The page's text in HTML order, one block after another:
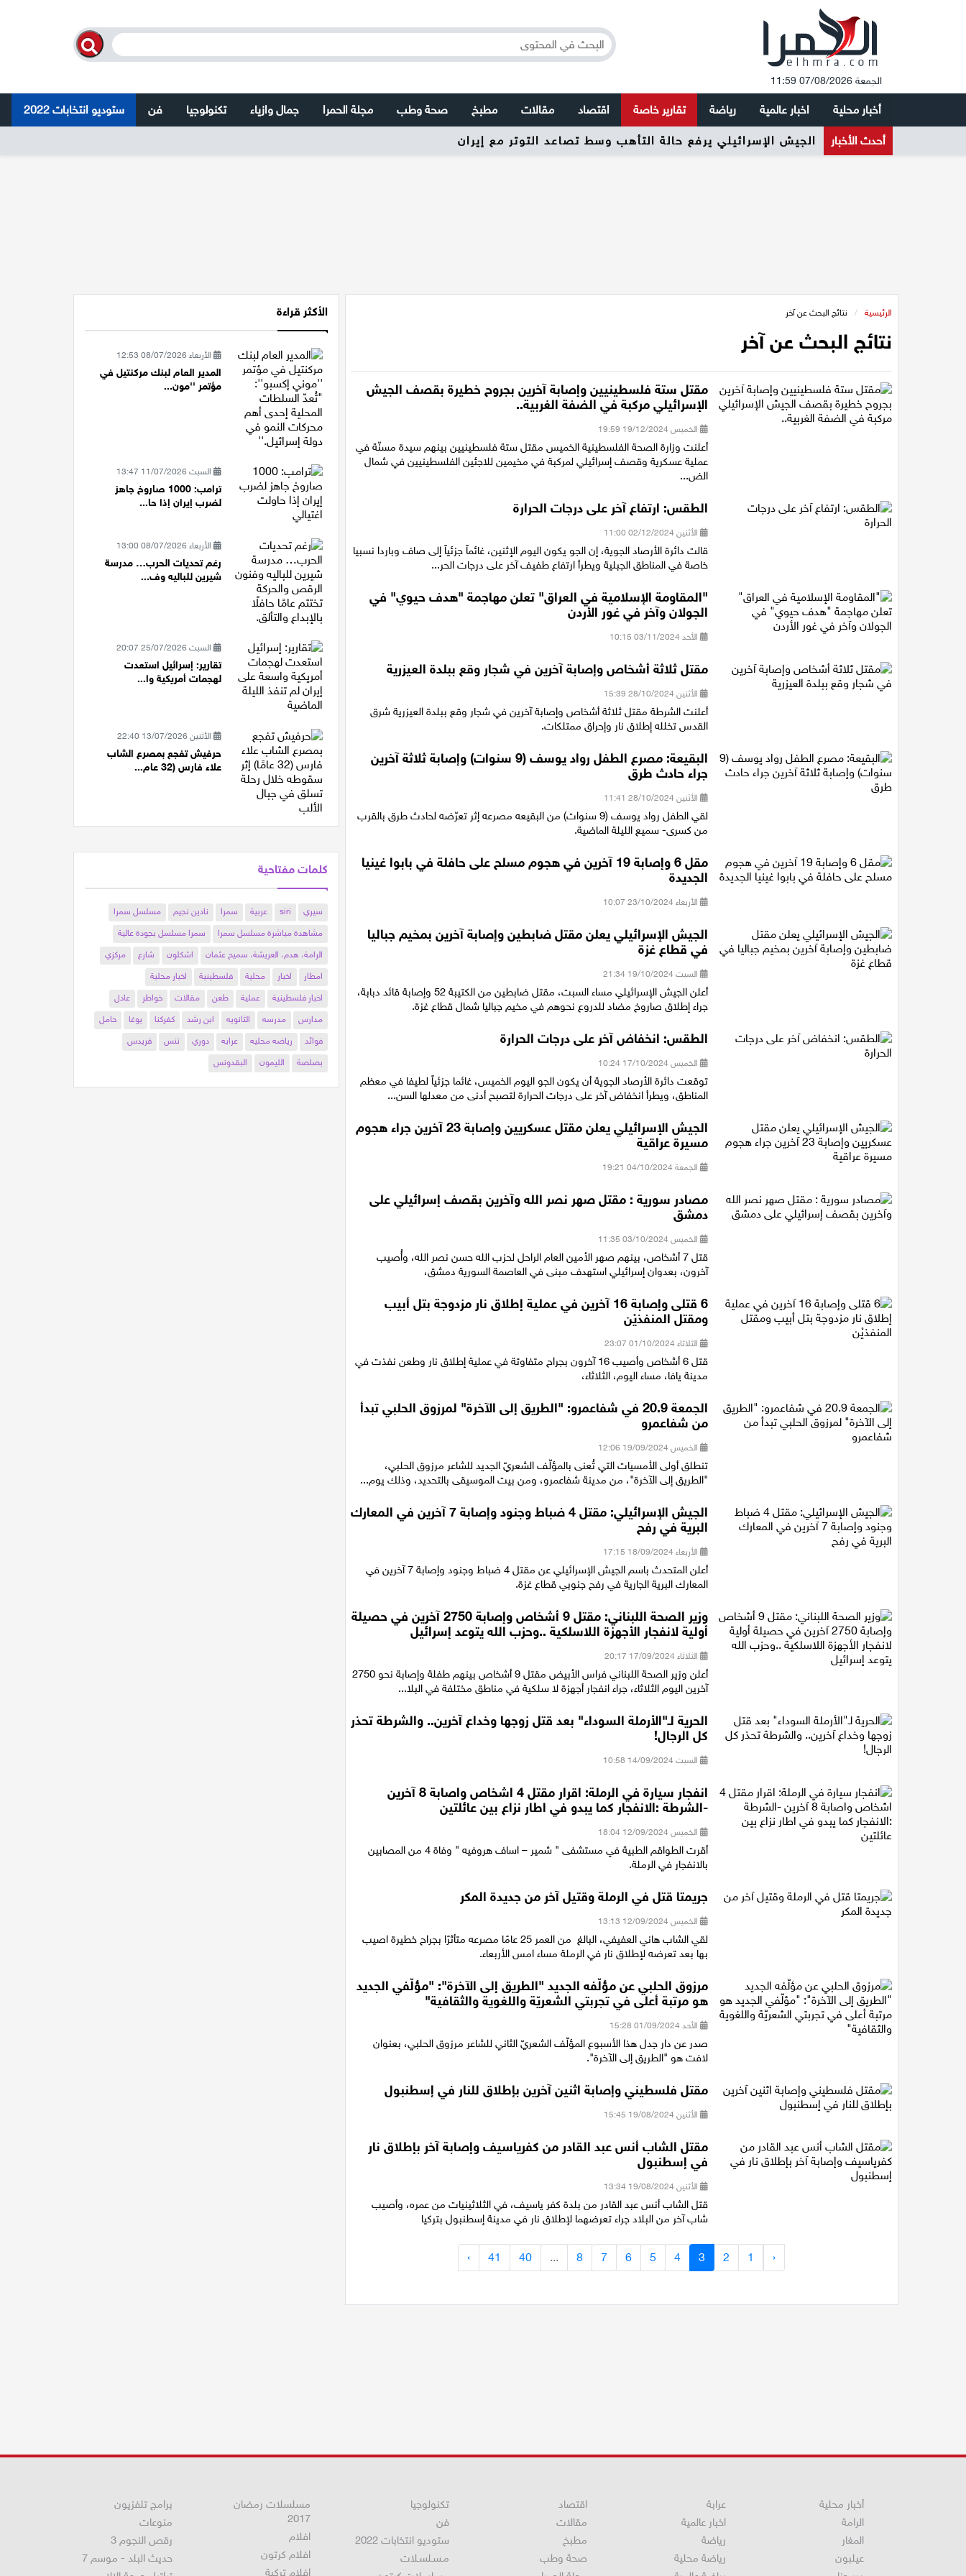
الجمعة 07/08/2026 11:59
أخبار محلية اخبار عالمية رياضة تقارير خاصة اقتصاد مقالات مطبخ صحة وطب مجلة الحمرا جمال وازياء تكنولوجيا فن ستوديو انتخابات 2022
أحدث الأخبار الجيش الإسرائيلي يرفع حالة التأهب وسط تصاعد التوتر مع إيران
الرئيسية / نتائج البحث عن آخر
نتائج البحث عن آخر
مقتل ستة فلسطينيين وإصابة آخرين بجروح خطيرة بقصف الجيش
الإسرائيلي مركبة في الضفة الغربية..
الخميس 19/12/2024 19:59
أعلنت وزارة الصحة الفلسطينية الخميس مقتل ستة فلسطينيين بينهم سيدة مسنّة في
عملية عسكرية وقصف إسرائيلي لمركبة في مخيمين للاجئين الفلسطينيين في شمال
الض...
الطقس: ارتفاع آخر على درجات الحرارة
الأثنين 02/12/2024 11:00
قالت دائرة الأرصاد الجوية، إن الجو يكون اليوم الإثنين، غائماً جزئياً إلى صاف وباردا نسبيا
خاصة في المناطق الجبلية ويطرأ ارتفاع طفيف آخر على درجات الحر...
"المقاومة الإسلامية في العراق" تعلن مهاجمة "هدف حيوي" في
الجولان وآخر في غور الأردن
الأحد 03/11/2024 10:15
مقتل ثلاثة أشخاص وإصابة آخرين في شجار وقع ببلدة العيزرية
الأثنين 28/10/2024 15:39
أعلنت الشرطة مقتل ثلاثة أشخاص وإصابة آخرين في شجار وقع ببلدة العيزرية شرق
القدس تخلله إطلاق نار وإحراق ممتلكات.
البقيعة: مصرع الطفل رواد يوسف (9 سنوات) وإصابة ثلاثة آخرين
جراء حادث طرق
الأثنين 28/10/2024 11:41
لقي الطفل رواد يوسف (9 سنوات) من البقيعه مصرعه إثر تعرّضه لحادث طرق بالقرب
من كسرى- سميع الليلة الماضية.
مقل 6 وإصابة 19 آخرين في هجوم مسلح على حافلة في بابوا غينيا
الجديدة
الأربعاء 23/10/2024 10:07
الجيش الإسرائيلي يعلن مقتل ضابطين وإصابة آخرين بمخيم جباليا
في قطاع غزة
السبت 19/10/2024 21:34
أعلن الجيش الإسرائيلي مساء السبت، مقتل ضابطين من الكتيبة 52 وإصابة قائد دبابة،
جراء إطلاق صاروخ مضاد للدروع نحوهم في مخيم جباليا شمال قطاع غزة.
الطقس: انخفاض آخر على درجات الحرارة
الخميس 17/10/2024 10:24
توقعت دائرة الأرصاد الجوية أن يكون الجو اليوم الخميس، غائما جزئياً لطيفا في معظم
المناطق، ويطرأ انخفاض آخر على درجات الحرارة لتصبح أدنى من معدلها السن...
الجيش الإسرائيلي يعلن مقتل عسكريين وإصابة 23 آخرين جراء هجوم
مسيرة عراقية
الجمعة 04/10/2024 19:21
مصادر سورية : مقتل صهر نصر الله وآخرين بقصف إسرائيلي على
دمشق
الخميس 03/10/2024 11:35
قتل 7 أشخاص، بينهم صهر الأمين العام الراحل لحزب الله حسن نصر الله، وأُصيب
آخرون، بعدوان إسرائيلي استهدف مبنى في العاصمة السورية دمشق،
6 قتلى وإصابة 16 آخرين في عملية إطلاق نار مزدوجة بتل أبيب
ومقتل المنفذيْن
الثلاثاء 01/10/2024 23:07
قتل 6 أشخاص وأصيب 16 آخرون بجراح متفاوتة في عملية إطلاق نار وطعن نفذت في
مدينة يافا، مساء اليوم، الثلاثاء،
الجمعة 20.9 في شفاعمرو: "الطريق إلى الآخرة" لمرزوق الحلبي تبدأ
من شفاعمرو
الخميس 19/09/2024 12:06
تنطلق أولى الأمسيات التي تُعنى بالمؤلّف الشعريّ الجديد للشاعر مرزوق الحلبي،
"الطريق إلى الآخرة"، من مدينة شفاعمرو، ومن بيت الموسيقى بالتحديد، وذلك يوم...
الجيش الإسرائيلي: مقتل 4 ضباط وجنود وإصابة 7 آخرين في المعارك
البرية في رفح
الأربعاء 18/09/2024 17:15
أعلن المتحدث باسم الجيش الإسرائيلي عن مقتل 4 ضباط وجنود وإصابة 7 آخرين في
المعارك البرية الجارية في رفح جنوبي قطاع غزة.
وزير الصحة اللبناني: مقتل 9 أشخاص وإصابة 2750 آخرين في حصيلة
أولية لانفجار الأجهزة اللاسلكية ..وحزب الله يتوعد إسرائيل
الثلاثاء 17/09/2024 20:17
أعلن وزير الصحة اللبناني فراس الأبيض مقتل 9 أشخاص بينهم طفلة وإصابة نحو 2750
آخرين اليوم الثلاثاء، جراء انفجار أجهزة لا سلكية في مناطق مختلفة في البلا...
الحرية لـ"الأرملة السوداء" بعد قتل زوجها وخداع آخرين.. والشرطة تحذر
كل الرجال!
السبت 14/09/2024 10:58
انفجار سيارة في الرملة: اقرار مقتل 4 اشخاص واصابة 8 آخرين
-الشرطة :الانفجار كما يبدو في اطار نزاع بين عائلتين
الخميس 12/09/2024 18:04
أقرت الطواقم الطبية في مستشفى " شمير – اساف هروفيه " وفاة 4 من المصابين
بالانفجار في الرملة.
جريمتا قتل في الرملة وقتيل آخر من جديدة المكر
الخميس 12/09/2024 13:13
لقي الشاب هاني العفيفي، البالغ من العمر 25 عامًا مصرعه متأثرًا بجراح خطيرة اصيب
بها بعد تعرضه لإطلاق نار في الرملة مساء امس الأربعاء.
مرزوق الحلبي عن مؤلّفه الجديد "الطريق إلى الآخرة": "مؤلّفي الجديد
هو مرتبة أعلى في تجربتي الشعريّة واللغوية والثقافية"
الأحد 01/09/2024 15:28
صدر عن دار جدل هذا الأسبوع المؤلّف الشعريّ الثاني للشاعر مرزوق الحلبي، بعنوان
لافت هو "الطريق إلى الآخرة".
مقتل فلسطيني وإصابة اثنين آخرين بإطلاق للنار في إسطنبول
الأثنين 19/08/2024 15:45
مقتل الشاب أنس عبد القادر من كفرياسيف وإصابة آخر بإطلاق نار
في إسطنبول
الأثنين 19/08/2024 13:34
قتل الشاب أنس عبد القادر من بلدة كفر ياسيف، في الثلاثينيات من عمره، وأصيب
شاب آخر من البلاد جراء تعرضهما لإطلاق نار في مدينة إسطنبول بتركيا
‹
1
2
3
4
5
6
7
8
...
40
41
›
الأكثر قراءة
الأربعاء 08/07/2026 12:53
المدير العام لبنك مركنتيل في
مؤتمر ''مون...
السبت 11/07/2026 13:47
ترامب: 1000 صاروخ جاهز
لضرب إيران إذا حا...
الأربعاء 08/07/2026 13:00
رغم تحديات الحرب… مدرسة
شيرين للباليه وف...
السبت 25/07/2026 20:07
تقارير: إسرائيل استعدت
لهجمات أمريكية وا...
الأثنين 13/07/2026 22:40
حرفيش تفجع بمصرع الشاب
علاء فارس (32 عام...
كلمات مفتاحية
سيري siri عربية سمرا نادين نجيم
مسلسل سمرا
مشاهدة مباشرة مسلسل سمرا
سمرا مسلسل بجودة عالية
الرامة، هدم، العريشة، سميح عثمان
اشكلون شارع
مركزي
امطار
اخبار محلية فلسطينية
اخبار محلية
اخبار فلسطينية
عملية طعن مقالات خواطر
عادل
مدارس
مدرسه الثانويه ابن رشد كفركنا يوغا
حامل
فوائد
رياضه محليه عرابه دوري تنس
قريدس
بصلصة
الليمون البقدونس
أخبار محلية
الرامة
المغار
عيلبون
عرابة
اخبار عالمية
رياضة
رياضة محلية
اقتصاد
مقالات
مطبخ
صحة وطب
تكنولوجيا
فن
ستوديو انتخابات 2022
مـسـلسـلات
مسلسلات رمضان
2017
افلام
افلام كرتون
افلام تركية
برامج تلفزيون
منوعات
رقص النجوم 3
حديث البلد - موسم 7